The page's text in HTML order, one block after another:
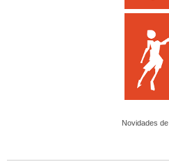
Novidades de